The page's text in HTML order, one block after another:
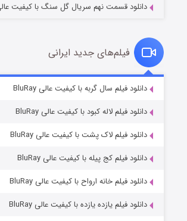
قسمت۷ (زیرنویس) منتشر شد
دانلود قسمت نهم سریال گل سنگ با کیفیت
فیلم‌های جدید ایرانی
دانلود فیلم سال گربه با کیفیت عالی BluRay
دانلود فیلم لاله کبود با کیفیت عالی BluRay
دانلود فیلم لاک پشت با کیفیت عالی BluRay
دانلود فیلم کج‌ پیله با کیفیت عالی BluRay
دانلود فیلم خانه ارواح با کیفیت عالی BluRay
دانلود فیلم یازده یازده با کیفیت عالی BluRay